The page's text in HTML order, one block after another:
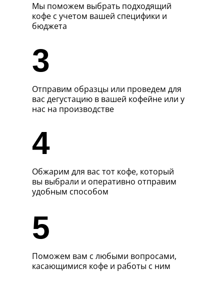
3
Мы поможем выбрать подходящий
кофе с учетом вашей специфики и
бюджета
Отправим образцы или проведем для
вас дегустацию в вашей кофейне или у
нас на производстве
4
5
Обжарим для вас тот кофе, который
вы выбрали и оперативно отправим
удобным способом
Поможем вам с любыми вопросами,
касающимися кофе и работы с ним